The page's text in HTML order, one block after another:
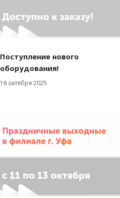
Поступление нового
оборудования!
16 октября 2025